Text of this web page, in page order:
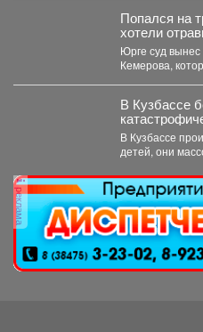
Попался на
хотели
Юрге суд
Кемерова,
В Кузбассе
происходит
В Кузбассе
детей, они
реклама